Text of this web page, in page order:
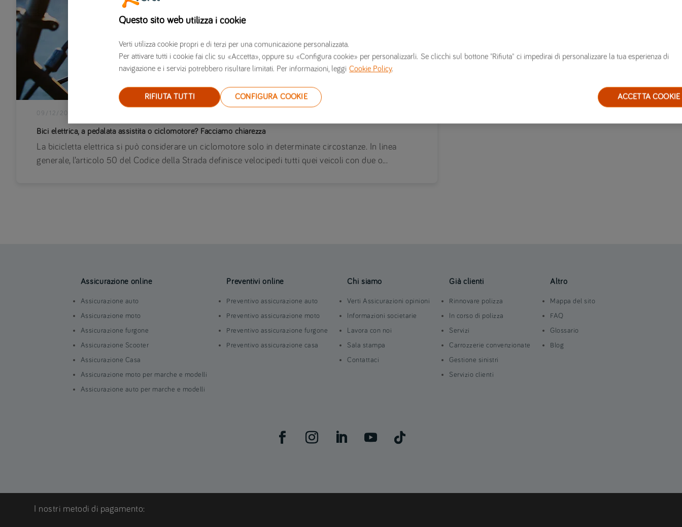
Bici elettrica, a pedalata assistita o ciclomotore? Facciamo chiarezza
09/12/2021
La bicicletta elettrica si può considerare un ciclomotore solo in determinate circostanze. In linea
generale, l’articolo 50 del Codice della Strada definisce velocipedi tutti quei veicoli con due o...
Assicurazione online
Assicurazione auto
Assicurazione moto
Assicurazione furgone
Assicurazione Scooter
Assicurazione Casa
Assicurazione moto per marche e modelli
Assicurazione auto per marche e modelli
Preventivi online
Preventivo assicurazione auto
Preventivo assicurazione moto
Preventivo assicurazione furgone
Preventivo assicurazione casa
Chi siamo
Verti Assicurazioni opinioni
Informazioni societarie
Lavora con noi
Sala stampa
Contattaci
Già clienti
Rinnovare polizza
In corso di polizza
Servizi
Carrozzerie convenzionate
Gestione sinistri
Servizio clienti
Altro
Mappa del sito
FAQ
Glossario
Blog
I nostri metodi di pagamento:
Questo sito web utilizza i cookie
Verti utilizza cookie propri e di terzi per una comunicazione personalizzata.
Per attivare tutti i cookie fai clic su «Accetta», oppure su «Configura cookie» per personalizzarli. Se clicchi sul bottone "Rifiuta" ci impedirai di personalizzare la tua esperienza di
navigazione e i servizi potrebbero risultare limitati. Per informazioni, leggiCookie Policy.
CONFIGURA COOKIE
RIFIUTA TUTTI ACCETTA COOKIE